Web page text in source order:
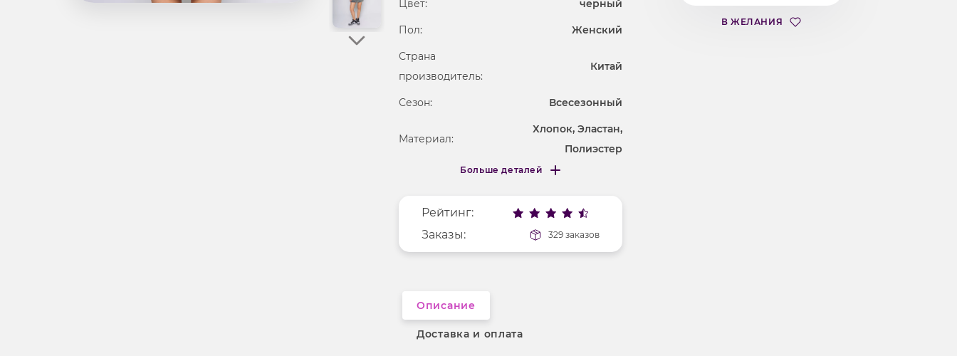
Цвет: черный
Пол: Женский
Страна
производитель:
Китай
Сезон: Всесезонный
Материал:
Хлопок, Эластан,
Полиэстер
Фактура материала
Длина рукава короткие
Больше деталей
Меньше деталей
Рейтинг:
Заказы:
329 заказов
Описание
Доставка и оплата
В ЖЕЛАНИЯ